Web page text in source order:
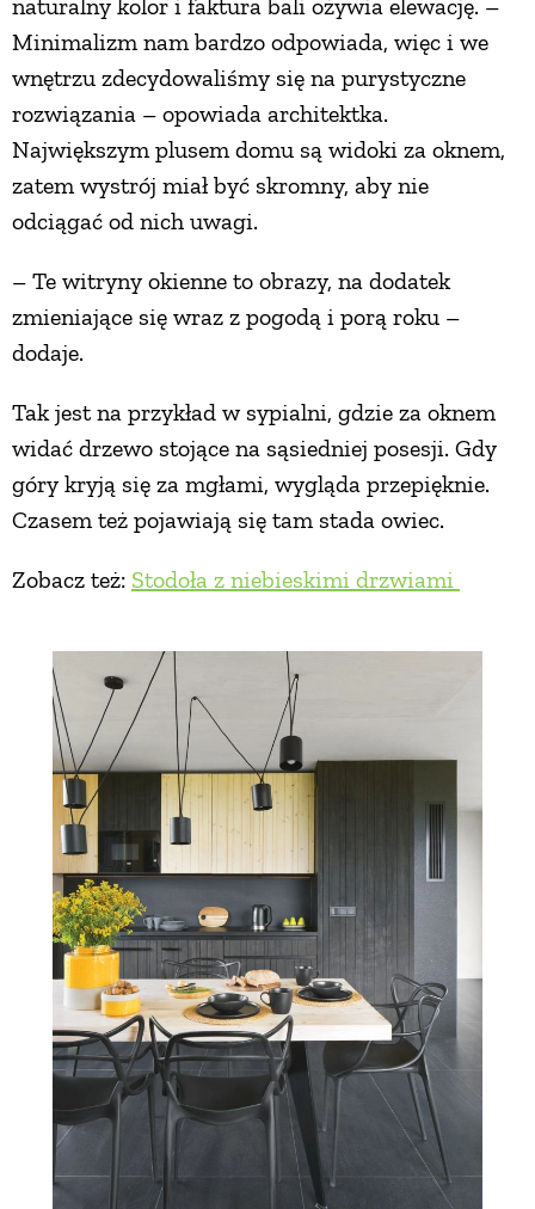
naturalny kolor i faktura bali ożywia elewację. –
Minimalizm nam bardzo odpowiada, więc i we
wnętrzu zdecydowaliśmy się na purystyczne
rozwiązania – opowiada architektka.
Największym plusem domu są widoki za oknem,
zatem wystrój miał być skromny, aby nie
odciągać od nich uwagi.
– Te witryny okienne to obrazy, na dodatek
zmieniające się wraz z pogodą i porą roku –
dodaje.
Tak jest na przykład w sypialni, gdzie za oknem
widać drzewo stojące na sąsiedniej posesji. Gdy
góry kryją się za mgłami, wygląda przepięknie.
Czasem też pojawiają się tam stada owiec.
Zobacz też: Stodoła z niebieskimi drzwiami